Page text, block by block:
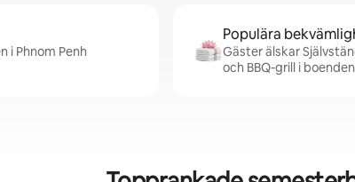
i Phnom Penh
Populära
Gäster älskar
och BBQ-grill i